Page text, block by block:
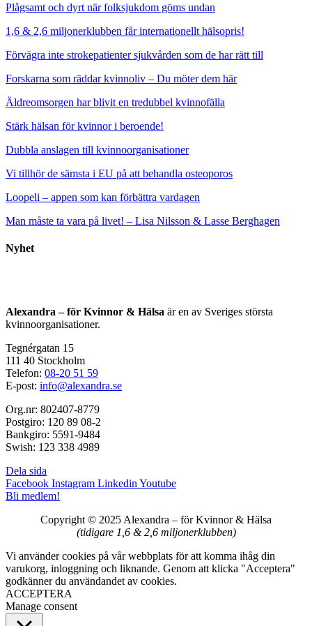
Plågsamt och dyrt när folksjukdom göms undan
1,6 & 2,6 miljonerklubben får internationellt hälsopris!
Förvägra inte strokepatienter sjukvården som de har rätt till
Forskarna som räddar kvinnoliv – Du möter dem här
Äldreomsorgen har blivit en tredubbel kvinnofälla
Stärk hälsan för kvinnor i beroende!
Dubbla anslagen till kvinnoorganisationer
Vi tillhör de sämsta i EU på att behandla osteoporos
Loopeli – appen som kan förbättra vardagen
Man måste ta vara på livet! – Lisa Nilsson & Lasse Berghagen
Nyhet
Alexandra – för Kvinnor & Hälsa är en av Sveriges största
kvinnoorganisationer.
Tegnérgatan 15
111 40 Stockholm
Telefon: 08-20 51 59
E-post: info@alexandra.se
Org.nr: 802407-8779
Postgiro: 120 89 08-2
Bankgiro: 5591-9484
Swish: 123 338 4989
Dela sida
Facebook Instagram Linkedin Youtube
Bli medlem!
Copyright © 2025 Alexandra – för Kvinnor & Hälsa
(tidigare 1,6 & 2,6 miljonerklubben)
Vi använder cookies på vår webbplats för att komma ihåg din
varukorg, inloggning och liknande. Genom att klicka "Acceptera"
godkänner du användandet av cookies.
ACCEPTERA
Manage consent